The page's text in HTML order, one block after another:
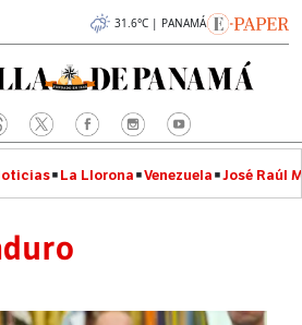
31.6°C | PANAMÁ
La Llorona Venezuela José Raúl